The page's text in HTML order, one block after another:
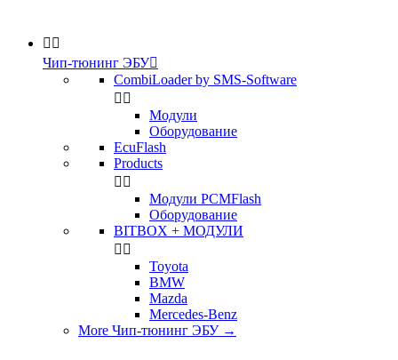
 
Чип-тюнинг ЭБУ
CombiLoader by SMS-Software
 
Модули
Оборудование
EcuFlash
Products
 
Модули PCMFlash
Оборудование
BITBOX + МОДУЛИ
 
Toyota
BMW
Mazda
Mercedes-Benz
More Чип-тюнинг ЭБУ →